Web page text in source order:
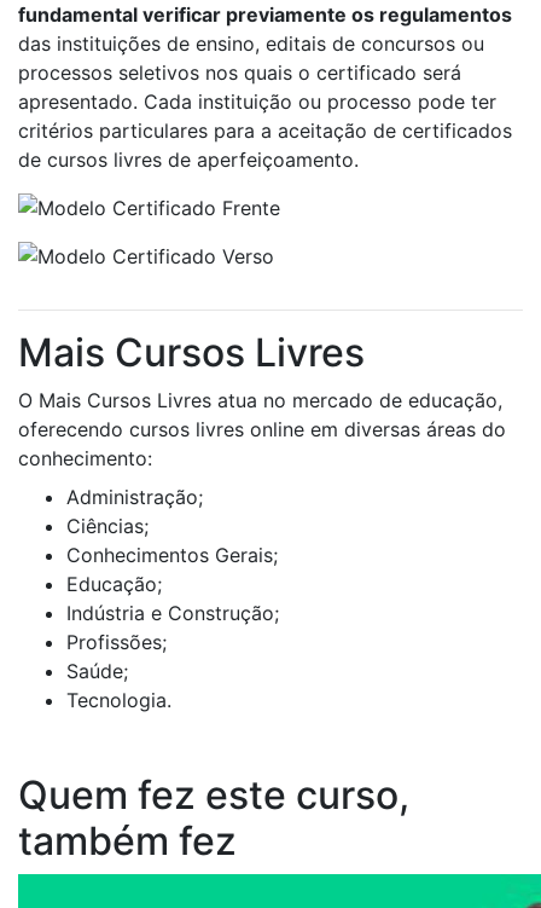
fundamental verificar previamente os regulamentos
das instituições de ensino, editais de concursos ou
processos seletivos nos quais o certificado será
apresentado. Cada instituição ou processo pode ter
critérios particulares para a aceitação de certificados
de cursos livres de aperfeiçoamento.
Mais Cursos Livres
O Mais Cursos Livres atua no mercado de educação,
oferecendo cursos livres online em diversas áreas do
conhecimento:
Administração;
Ciências;
Conhecimentos Gerais;
Educação;
Indústria e Construção;
Profissões;
Saúde;
Tecnologia.
Quem fez este curso,
também fez